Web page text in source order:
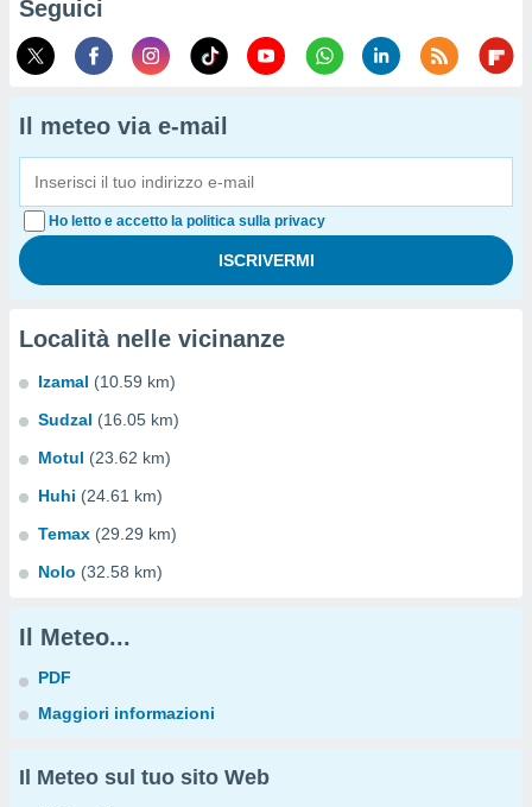
Seguici
Il meteo via e-mail
Ho letto e accetto la politica sulla privacy
Località nelle vicinanze
Izamal (10.59 km)
Sudzal (16.05 km)
Motul (23.62 km)
Huhi (24.61 km)
Temax (29.29 km)
Nolo (32.58 km)
Il Meteo...
PDF
Maggiori informazioni
Il Meteo sul tuo sito Web